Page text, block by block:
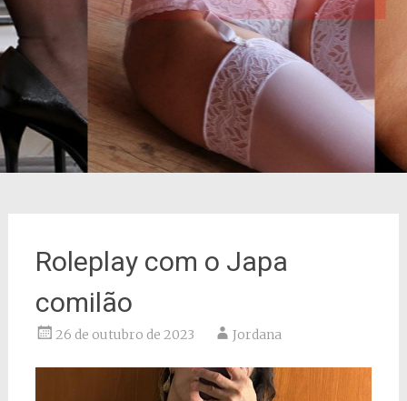
Roleplay com o Japa
comilão
26 de outubro de 2023 Jordana